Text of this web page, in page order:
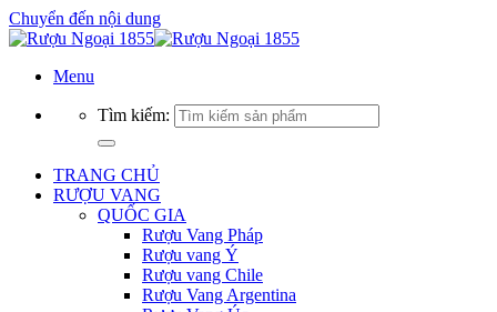
Chuyển đến nội dung
Menu
Tìm kiếm:
TRANG CHỦ
RƯỢU VANG
QUỐC GIA
Rượu Vang Pháp
Rượu vang Ý
Rượu vang Chile
Rượu Vang Argentina